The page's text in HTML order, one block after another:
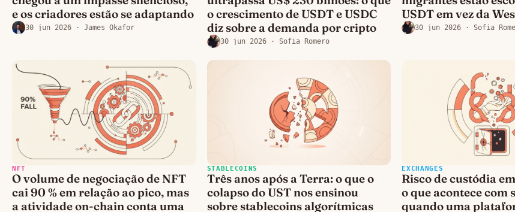
e os criadores estão se adaptando
30 jun 2026 · James Okafor
o crescimento de USDT e USDC
diz sobre a demanda por cripto
30 jun 2026· Sofia Romero
USDT em vez da
30 jun 2026 · Sofia
NFT
O volume de negociação de NFT
cai 90 % em relação ao pico, mas
a atividade on-chain conta uma
STABLECOINS
Três anos após a Terra: o que o
colapso do UST nos ensinou
sobre stablecoins algorítmicas
EXCHANGES
Risco de custódia
o que acontece com
quando uma